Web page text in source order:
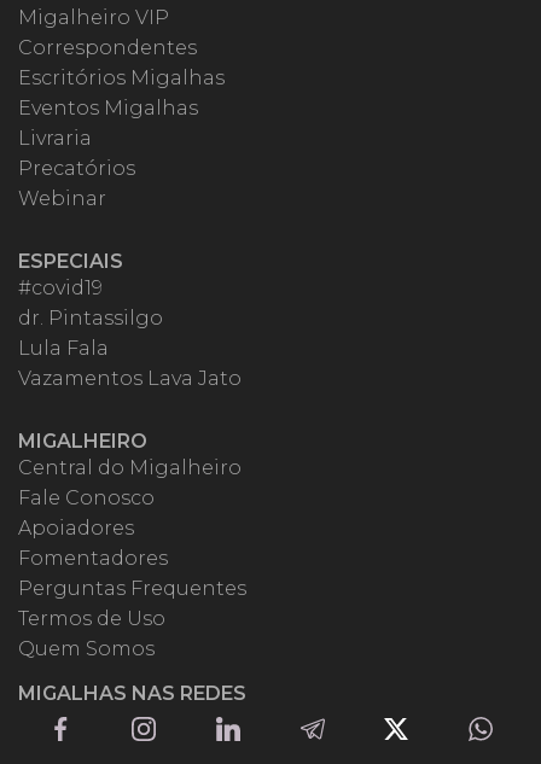
Migalheiro VIP
Correspondentes
Escritórios Migalhas
Eventos Migalhas
Livraria
Precatórios
Webinar
ESPECIAIS
#covid19
dr. Pintassilgo
Lula Fala
Vazamentos Lava Jato
MIGALHEIRO
Central do Migalheiro
Fale Conosco
Apoiadores
Fomentadores
Perguntas Frequentes
Termos de Uso
Quem Somos
MIGALHAS NAS REDES